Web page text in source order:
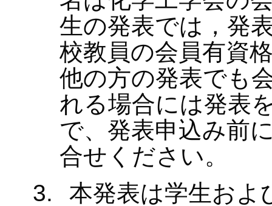
生の発表では，発
校教員の会員有資
他の方の発表でも
れる場合には発表
で、発表申込み前
合せください。
本発表は学生およ